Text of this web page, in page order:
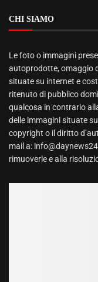
CHI SIAMO
Le foto o immagini
autoprodotte, omaggio
situate su internet e
ritenuto di pubblico
qualcosa in contrario
delle immagini situate
copyright o il diritto
mail a:
rimuoverle e alla